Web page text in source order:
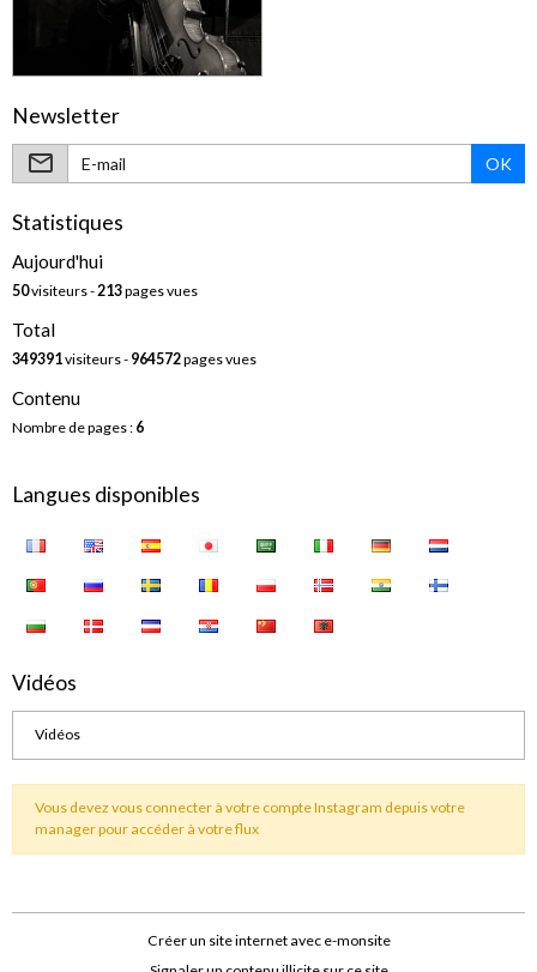
Newsletter
OK
Statistiques
Aujourd'hui
50visiteurs -213pages vues
Total
349391visiteurs - 964572pages vues
Contenu
Nombre de pages : 6
Langues disponibles
Vidéos
Vidéos
Vous devez vous connecter à votre compte Instagram depuis votre
manager pour accéder à votre flux
Créer un site internet avec e-monsite